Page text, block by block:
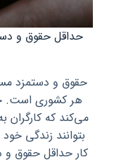
حداقل حقوق و
حقوق و دستمزد
هر کشوری است.
می‌کند که کارگران
بتوانند زندگی
کار حداقل حقوق و